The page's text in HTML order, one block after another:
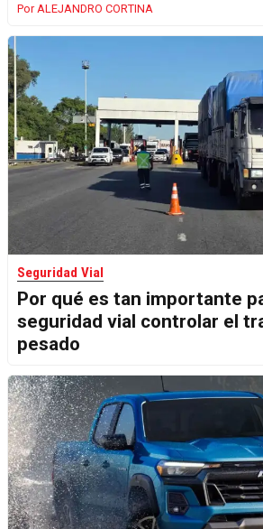
ALEJANDRO CORTINA
Seguridad Vial
Por qué es tan importante
seguridad vial controlar el
pesado